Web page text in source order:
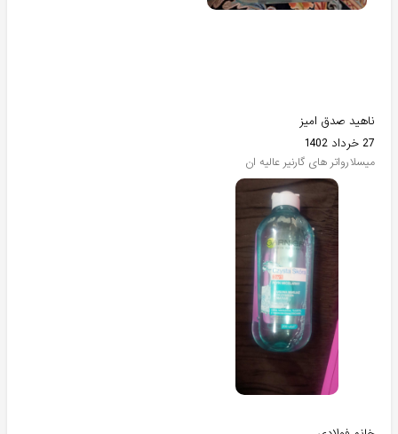
ناهید صدق امیز
27 خرداد 1402
میسلارواتر های گارنیر عالیه ان